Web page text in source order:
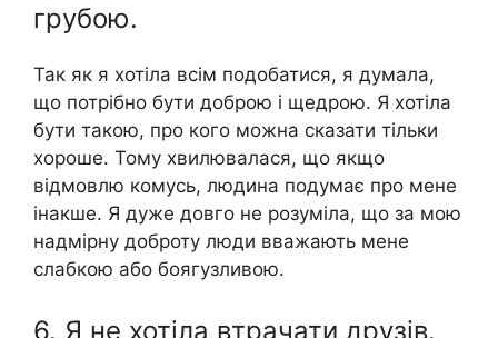
грубою.
Так як я хотіла всім подобатися, я думала,
що потрібно бути доброю і щедрою. Я хотіла
бути такою, про кого можна сказати тільки
хороше. Тому хвилювалася, що якщо
відмовлю комусь, людина подумає про мене
інакше. Я дуже довго не розуміла, що за мою
надмірну доброту люди вважають мене
слабкою або боягузливою.
6. Я не хотіла втрачати друзів.